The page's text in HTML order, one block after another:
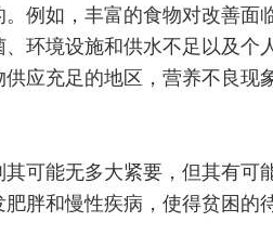
例如，丰富的食物对改善面
环境设施和供水不足以及个
应充足的地区，营养不良现
可能无多大紧要，但其有可
胖和慢性疾病，使得贫困的